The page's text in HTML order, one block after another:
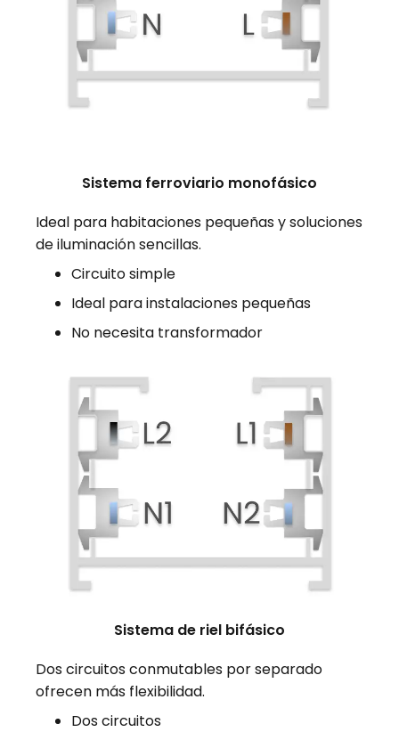
Sistema ferroviario monofásico
Ideal para habitaciones pequeñas y soluciones
de iluminación sencillas.
Circuito simple
Ideal para instalaciones pequeñas
No necesita transformador
Sistema de riel bifásico
Dos circuitos conmutables por separado
ofrecen más flexibilidad.
Dos circuitos